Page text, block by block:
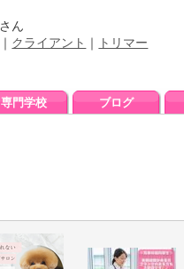
さん
クライアント トリマー
専門学校 ブログ